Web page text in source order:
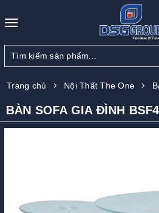
Toggle
Trang chủ Nội Thất The One
BÀN SOFA GIA ĐÌNH